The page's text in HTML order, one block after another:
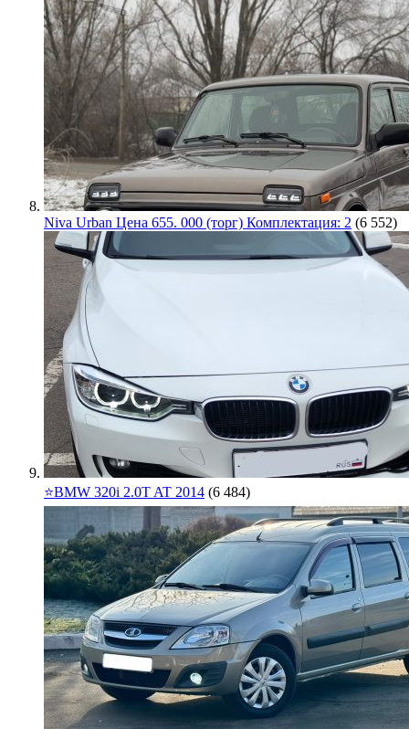
Niva Urban Цена 655. 000 (торг) Комплектация: 2 (6 552)
⭐️BMW 320i 2.0T AT 2014 (6 484)